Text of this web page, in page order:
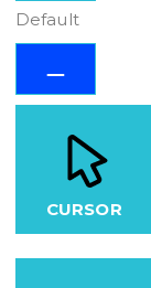
Default
CURSOR